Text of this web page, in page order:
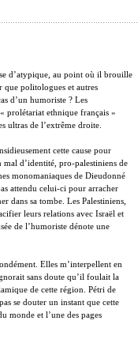
d’atypique, au point où il brouille
que politologues et autres
d’un humoriste ? Les
prolétariat ethnique français »
ultras de l’extrême droite.
cette cause pour
d’identité, pro-palestiniens de
monomaniaques de Dieudonné
attendu celui-ci pour arracher
dans sa tombe. Les Palestiniens,
leurs relations avec Israël et
de l’humoriste dénote une
Elles m’interpellent en
sans doute qu’il foulait la
de cette région. Pétri de
se douter un instant que cette
monde et l’une des pages